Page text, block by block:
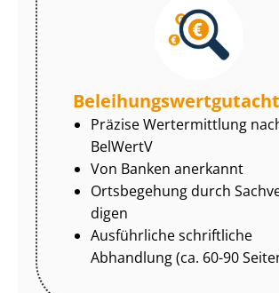
Präzise Wertermittlung
BelWertV
Von Banken anerkannt
Ortsbegehung durch
di­gen
Ausführliche schriftliche
Abhandlung (ca. 60-90